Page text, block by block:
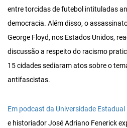
entre torcidas de futebol intituladas
democracia. Além disso, o
George Floyd, nos Estados Unidos,
discussão a respeito do racismo
15 cidades sediaram atos sobre o
antifascistas.
Em podcast da Universidade
e historiador José Adriano Fenerick